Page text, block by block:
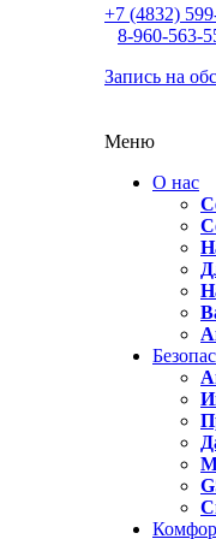
+7 (4832)
8-960-563-
Запись на
Меню
О нас